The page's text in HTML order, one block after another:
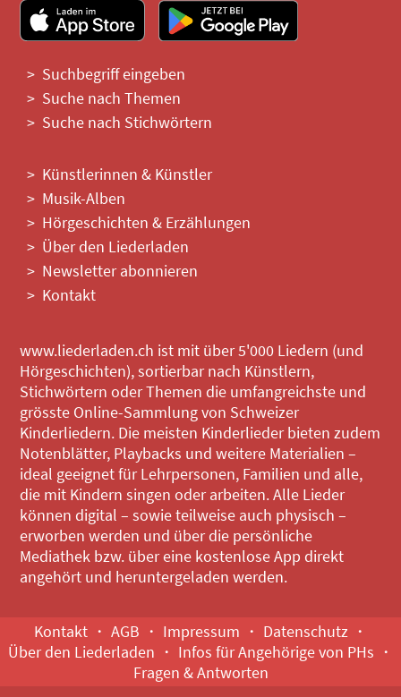
Suchbegriff eingeben
Suche nach Themen
Suche nach Stichwörtern
Künstlerinnen & Künstler
Musik-Alben
Hörgeschichten & Erzählungen
Über den Liederladen
Newsletter abonnieren
Kontakt
www.liederladen.ch ist mit über 5'000 Liedern (und
Hörgeschichten), sortierbar nach Künstlern,
Stichwörtern oder Themen die umfangreichste und
grösste Online-Sammlung von Schweizer
Kinderliedern. Die meisten Kinderlieder bieten zudem
Notenblätter, Playbacks und weitere Materialien –
ideal geeignet für Lehrpersonen, Familien und alle,
die mit Kindern singen oder arbeiten. Alle Lieder
können digital – sowie teilweise auch physisch –
erworben werden und über die persönliche
Mediathek bzw. über eine kostenlose App direkt
angehört und heruntergeladen werden.
Kontakt AGB Impressum
Datenschutz
Über den Liederladen
Infos für Angehörige von PHs
Fragen & Antworten